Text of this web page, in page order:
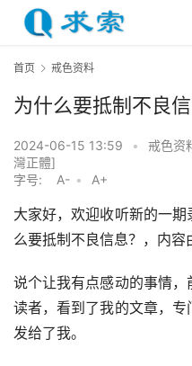
首页 戒色资料
为什么要抵制不良
2024-06-15 13:59 • 戒色资
灣正體]
字号:
A- • A+
大家好，欢迎收听新的一
么要抵制不良信息？，内容
说个让我有点感动的事情
读者，看到了我的文章，
发给了我。